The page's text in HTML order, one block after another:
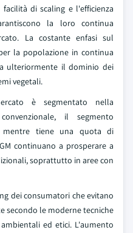
di scaling e l'efficienza
la loro continua
La costante enfasi sul
la popolazione in continua
ulteriormente il dominio dei
vegetali.
è segmentato nella
il segmento
mentre tiene una quota di
continuano a prosperare a
soprattutto in aree con
dei consumatori che evitano
secondo le moderne tecniche
ed etici. L'aumento